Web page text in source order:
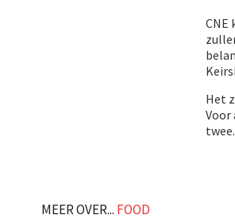
CNE
Het
Voor
twee.
MEER OVER... FOOD